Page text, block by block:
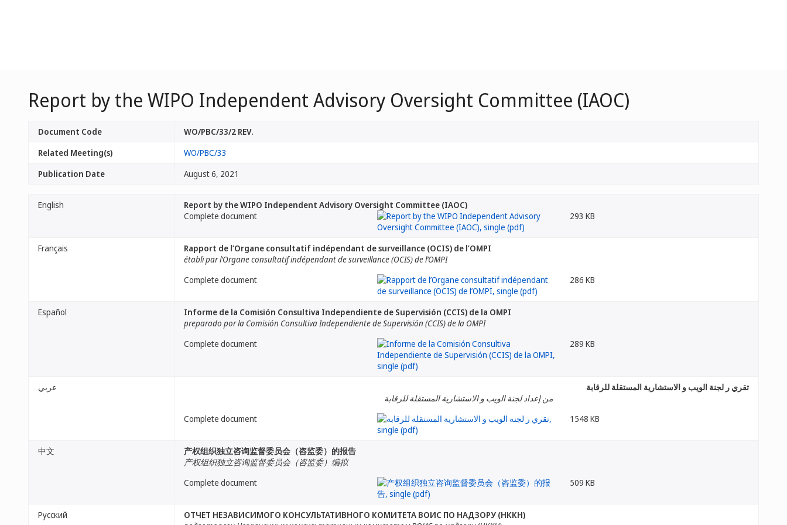
Report by the WIPO Independent Advisory Oversight Committee (IAOC)
Document Code
WO/PBC/33/2 REV.
Related Meeting(s)
WO/PBC/33
Publication Date
August 6, 2021
English
Report by the WIPO Independent Advisory Oversight Committee (IAOC)
Complete document
293 KB
Français
Rapport de l’Organe consultatif indépendant de surveillance (OCIS) de l’OMPI
établi par l’Organe consultatif indépendant de surveillance (OCIS) de l’OMPI
Complete document
286 KB
Español
Informe de la Comisión Consultiva Independiente de Supervisión (CCIS) de la OMPI
preparado por la Comisión Consultiva Independiente de Supervisión (CCIS) de la OMPI
Complete document
289 KB
عربي
تقري ر لجنة الويب و الاستشارية المستقلة للرقابة
من إعداد لجنة الويب و الاستشارية المستقلة للرقابة
Complete document
1548 KB
中文
产权组织独立咨询监督委员会（咨监委）的报告
产权组织独立咨询监督委员会（咨监委）编拟
Complete document
509 KB
Русский
ОТЧЕТ НЕЗАВИСИМОГО КОНСУЛЬТАТИВНОГО КОМИТЕТА ВОИС ПО НАДЗОРУ (НККН)